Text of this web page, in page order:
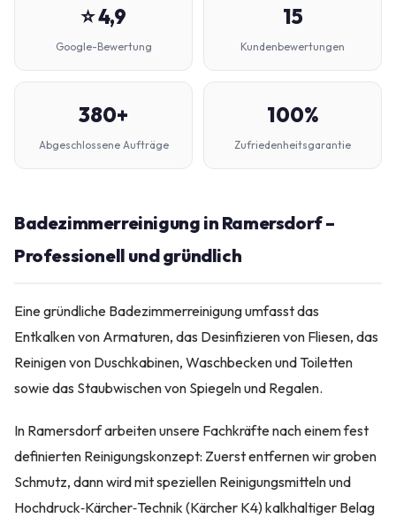
⭐ 4,9
Google-Bewertung
15
Kundenbewertungen
380+
Abgeschlossene Aufträge
100%
Zufriedenheitsgarantie
Badezimmerreinigung in Ramersdorf –
Professionell und gründlich
Eine gründliche Badezimmerreinigung umfasst das
Entkalken von Armaturen, das Desinfizieren von Fliesen, das
Reinigen von Duschkabinen, Waschbecken und Toiletten
sowie das Staubwischen von Spiegeln und Regalen.
In Ramersdorf arbeiten unsere Fachkräfte nach einem fest
definierten Reinigungskonzept: Zuerst entfernen wir groben
Schmutz, dann wird mit speziellen Reinigungsmitteln und
Hochdruck‑Kärcher‑Technik (Kärcher K4) kalkhaltiger Belag